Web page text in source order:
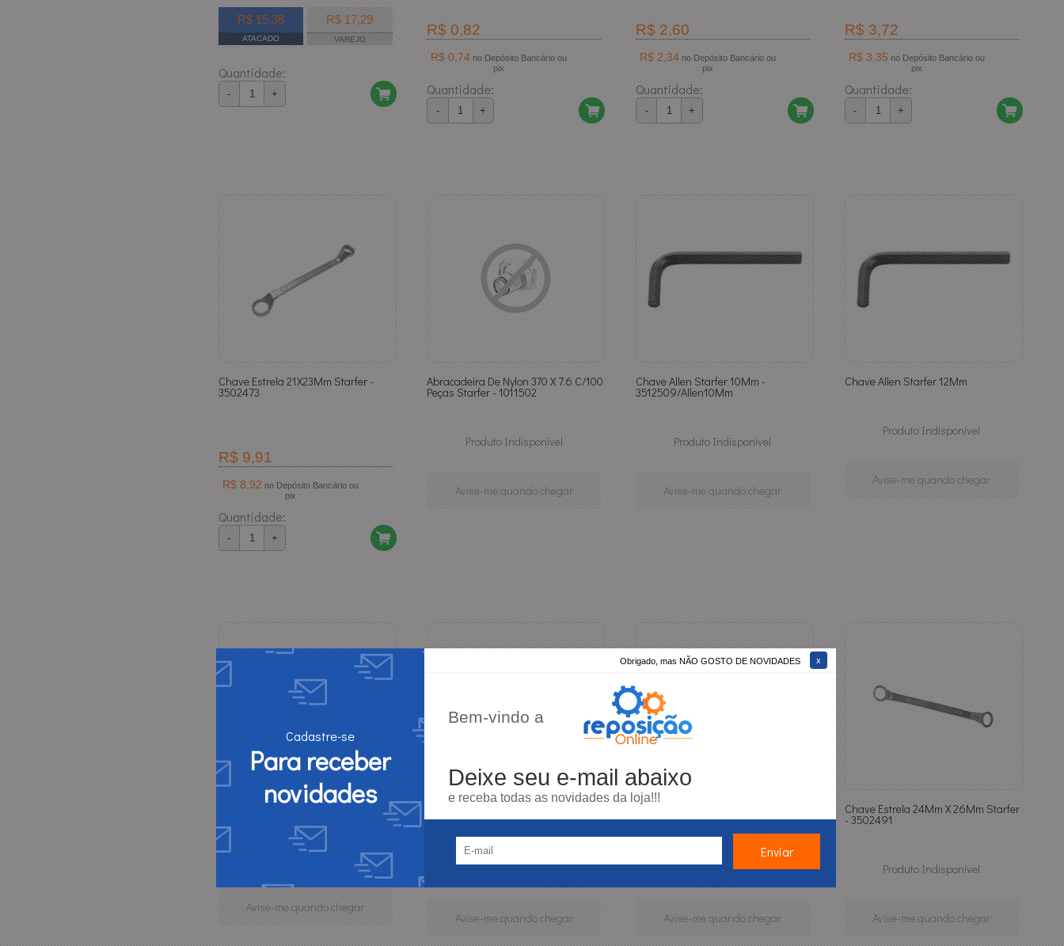
Obrigado, mas NÃO GOSTO DE NOVIDADES
Cadastre-se
Para receber
novidades
Bem-vindo a
Deixe seu e-mail abaixo
e receba todas as novidades da loja!!!
R$ 15,38
ATACADO
R$ 17,29
VAREJO
Quantidade:
- +
R$ 0,82
R$ 0,74 no Depósito Bancário ou
pix
Quantidade:
- +
R$ 2,60
R$ 2,34 no Depósito Bancário ou
pix
Quantidade:
- +
R$ 3,72
R$ 3,35 no Depósito Bancário ou
pix
Quantidade:
- +
Chave Estrela 21X23Mm Starfer -
3502473
R$ 9,91
R$ 8,92 no Depósito Bancário ou
pix
Quantidade:
- +
Abracadeira De Nylon 370 X 7.6 C/100
Peças Starfer - 1011502
Produto Indisponível
Avise-me quando chegar
Chave Allen Starfer 10Mm -
3512509/Allen10Mm
Produto Indisponível
Avise-me quando chegar
Chave Allen Starfer 12Mm
Produto Indisponível
Avise-me quando chegar
Chave Allen Starfer 1,5Mm - 3512401
Avise-me quando chegar
7891638041083
Produto Indisponível
Avise-me quando chegar
Chave Allen Starfer 8Mm -
7891638041236
Produto Indisponível
Avise-me quando chegar
Chave Estrela 24Mm X 26Mm Starfer
- 3502491
Produto Indisponível
Avise-me quando chegar